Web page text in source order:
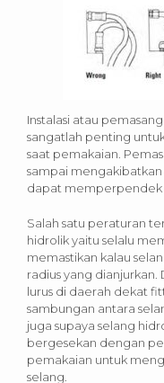
Instalasi atau
sangatlah penting
saat pemakaian.
sampai
dapat memperpendek
Salah satu peraturan
hidrolik yaitu selalu
memastikan kalau
radius yang dianjurkan.
lurus di daerah dekat
sambungan antara
juga supaya selang
bergesekan dengan
pemakaian untuk
selang.